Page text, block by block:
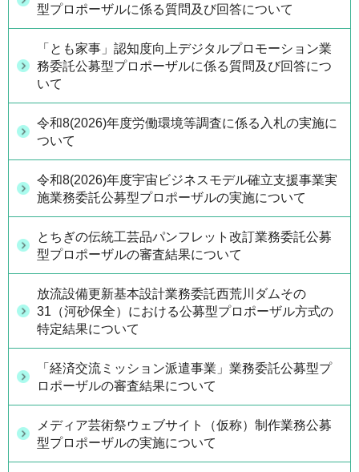
型プロポーザルに係る質問及び回答について
「とも家事」認知度向上デジタルプロモーション業
務委託公募型プロポーザルに係る質問及び回答につ
いて
令和8(2026)年度労働環境等調査に係る入札の実施に
ついて
令和8(2026)年度宇宙ビジネスモデル確立支援事業実
施業務委託公募型プロポーザルの実施について
とちぎの伝統工芸品パンフレット改訂業務委託公募
型プロポーザルの審査結果について
放流設備更新基本設計業務委託西荒川ダムその
31（河砂保全）における公募型プロポーザル方式の
特定結果について
「経済交流ミッション派遣事業」業務委託公募型プ
ロポーザルの審査結果について
メディア芸術祭ウェブサイト（仮称）制作業務公募
型プロポーザルの実施について